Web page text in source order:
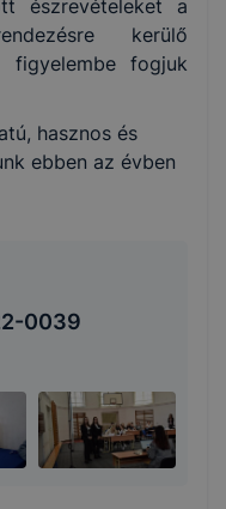
észrevételeket a
kerülő
figyelembe fogjuk
hasznos és
ebben az évben
0039